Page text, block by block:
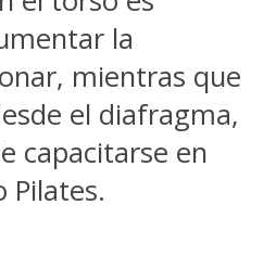
la
mientras que
el diafragma,
capacitarse en
Pilates.